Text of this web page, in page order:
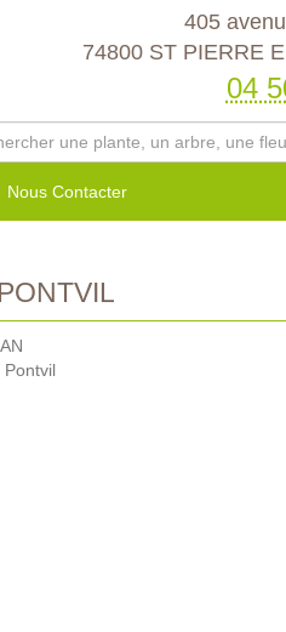
405
74800 ST PIERRE
04
Nous Contacter
Pontvil